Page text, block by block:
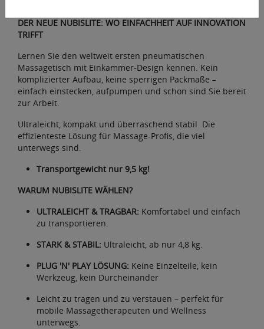
DER NEUE NUBISLITE: WO EINFACHHEIT AUF INNOVATION
TRIFFT
Lernen Sie den weltweit ersten pneumatischen
Massagetisch mit Einkammer-Design kennen. Kein
komplizierter Aufbau, keine sperrigen Packmaße –
einfach einstecken, aufpumpen und schon sind Sie bereit
zur Arbeit.
Ultraleicht, kompakt und überraschend stabil. Die
effizienteste Lösung für Massage-Profis, die viel
unterwegs sind.
Transportgewicht nur 9,5 kg!
WARUM NUBISLITE WÄHLEN?
ULTRALEICHT & TRAGBAR: Komfortabel und einfach
zu transportieren.
STARK & STABIL: Ultraleicht, ab nur 4,8 kg.
PLUG 'N' PLAY LÖSUNG: Keine Einzelteile, kein
Werkzeug, kein Durcheinander
Leicht zu tragen und zu verstauen – perfekt für
mobile Massagetherapeuten und Wellness
unterwegs.